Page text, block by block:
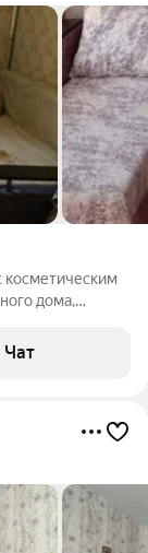
косметическим
дома,
Чат